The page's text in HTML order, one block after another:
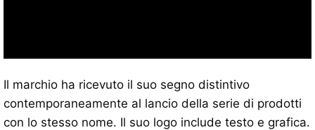
Il marchio ha ricevuto il suo segno distintivo
contemporaneamente al lancio della serie di prodotti
con lo stesso nome. Il suo logo include testo e grafica.